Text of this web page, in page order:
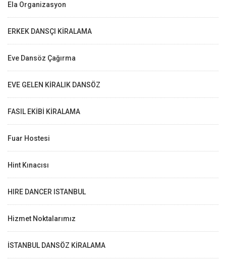
Ela Organizasyon
ERKEK DANSÇI KİRALAMA
Eve Dansöz Çağırma
EVE GELEN KİRALIK DANSÖZ
FASIL EKİBİ KİRALAMA
Fuar Hostesi
Hint Kınacısı
HIRE DANCER ISTANBUL
Hizmet Noktalarımız
İSTANBUL DANSÖZ KİRALAMA